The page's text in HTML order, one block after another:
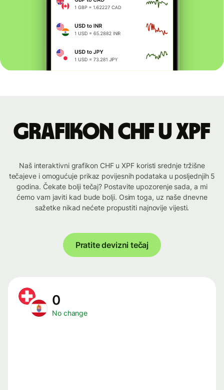
Grafikon CHF u XPF
Naš interaktivni grafikon CHF u XPF koristi srednje tržišne
tečajeve i omogućuje prikaz povijesnih podataka u posljednjih 5
godina. Čekate bolji tečaj? Postavite upozorenje sada, a mi
ćemo vam javiti kad bude bolji. Osim toga, uz naše dnevne
sažetke nikad nećete propustiti najnovije vijesti.
Pratite devizni tečaj
0
No change